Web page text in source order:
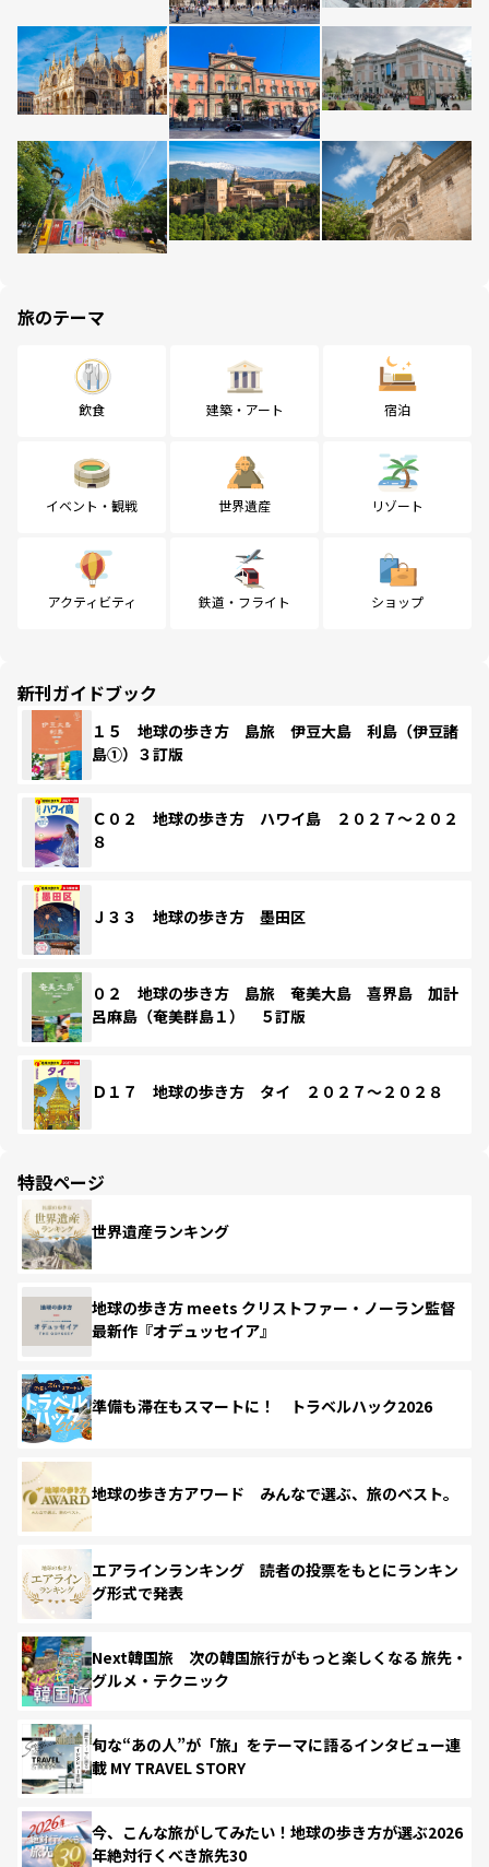
旅のテーマ
飲食 建築・アート 宿泊
イベント・観戦 世界遺産 リゾート
アクティビティ 鉄道・フライト ショップ
新刊ガイドブック
１５ 地球の歩き方 島旅 伊豆大島 利島（伊豆諸
島①）３訂版
Ｃ０２ 地球の歩き方 ハワイ島 ２０２７～２０２
８
Ｊ３３ 地球の歩き方 墨田区
０２ 地球の歩き方 島旅 奄美大島 喜界島 加計
呂麻島（奄美群島１） ５訂版
Ｄ１７ 地球の歩き方 タイ ２０２７～２０２８
特設ページ
世界遺産ランキング
地球の歩き方 meets クリストファー・ノーラン監督
最新作『オデュッセイア』
準備も滞在もスマートに！ トラベルハック2026
地球の歩き方アワード みんなで選ぶ、旅のベスト。
エアラインランキング 読者の投票をもとにランキン
グ形式で発表
Next韓国旅 次の韓国旅行がもっと楽しくなる 旅先・
グルメ・テクニック
旬な“あの人”が「旅」をテーマに語るインタビュー連
載 MY TRAVEL STORY
今、こんな旅がしてみたい！地球の歩き方が選ぶ2026
年絶対行くべき旅先30